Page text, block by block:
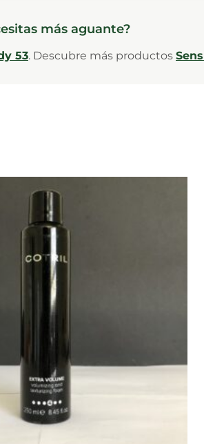
más aguante?
53. Descubre más productos